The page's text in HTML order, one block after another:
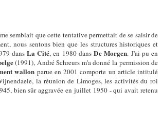
semblait que cette tentative permettait de se saisir de
nous sentons bien que les structures historiques et
dansLa Cité, en 1980 dansDe Morgen. J'ai pu en
(1991), André Schreurs m'a donné la permission de
wallon parue en 2001 comporte un article intitulé
la réunion de Limoges, les activités du roi
bien sûr aggravée en juillet 1950 - qui avait retenu